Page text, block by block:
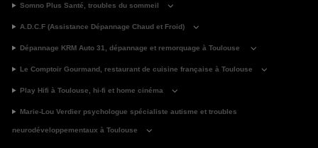
Somno Plus Santé, troubles du sommeil
A.D.C.F (Assistance Dépannage Chaud et Froid)
Dépannage KRM Auto 31, dépannage et remorquage à Toulouse
Le Comptoir Gourmand, restaurant de cuisine française à Toulouse
Play Hifi à Toulouse, hi-fi et home cinéma
Marie-Lou Verdier psychologue spécialiste autisme et troubles
neurodéveloppementaux à Toulouse